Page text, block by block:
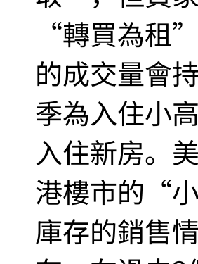
“轉買為租
的成交量會
季為入住小
入住新房。
港樓市的“
庫存的銷售